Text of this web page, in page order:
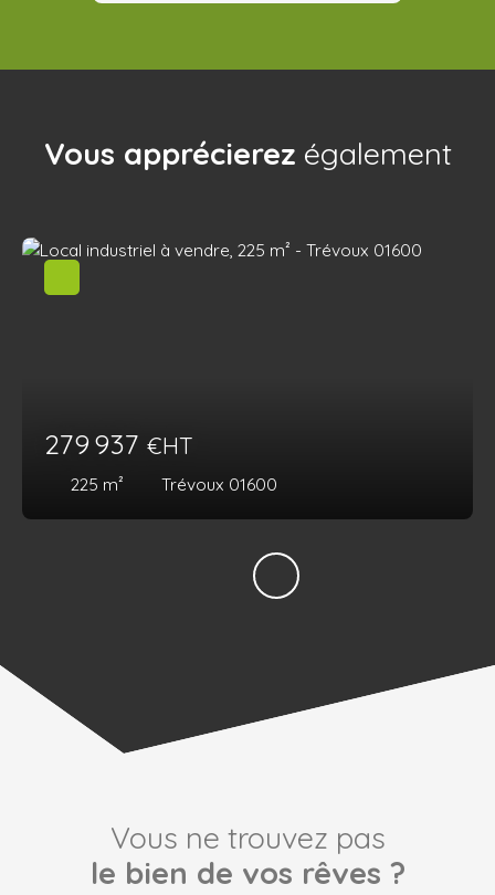
Vous apprécierez également
279 937 €HT
225 m² Trévoux 01600
Vous ne trouvez pas
le bien de vos rêves ?